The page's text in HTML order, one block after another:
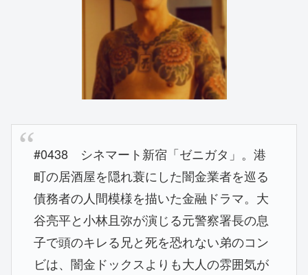
#0438 シネマート新宿「ゼニガタ」。港
町の居酒屋を隠れ蓑にした闇金業者を巡る
債務者の人間模様を描いた金融ドラマ。大
谷亮平と小林且弥が演じる元警察署長の息
子で頭のキレる兄と死を恐れない弟のコン
ビは、闇金ドックスよりも大人の雰囲気が